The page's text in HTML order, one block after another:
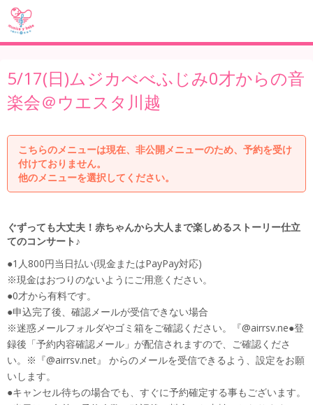
5/17(日)ムジカべべふじみ0才からの音
楽会＠ウエスタ川越
こちらのメニューは現在、非公開メニューのため、予約を受け
付けておりません。
他のメニューを選択してください。
ぐずっても大丈夫！赤ちゃんから大人まで楽しめるストーリー仕立
てのコンサート♪
●1人800円当日払い(現金またはPayPay対応)
※現金はおつりのないようにご用意ください。
●0才から有料です。
●申込完了後、確認メールが受信できない場合
※迷惑メールフォルダやゴミ箱をご確認ください。『@airrsv.ne●登
録後「予約内容確認メール」が配信されますので、ご確認くださ
い。※『@airrsv.net』 からのメールを受信できるよう、設定をお願
いします。
●キャンセル待ちの場合でも、すぐに予約確定する事もございます。